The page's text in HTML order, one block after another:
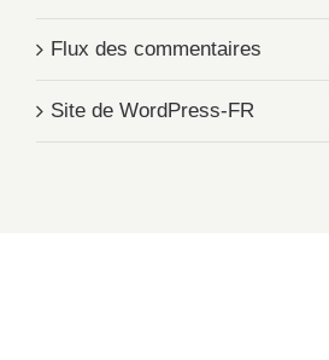
Flux des commentaires
Site de WordPress-FR